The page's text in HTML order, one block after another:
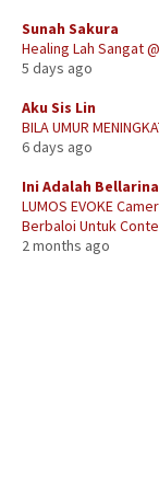
Sunah Sakura
Healing Lah Sangat
5 days ago
Aku Sis Lin
BILA UMUR
6 days ago
Ini Adalah
LUMOS EVOKE
Berbaloi Untuk
2 months ago